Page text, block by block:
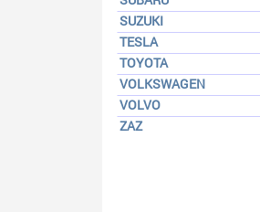
SUZUKI
TESLA
TOYOTA
VOLKSWAGEN
VOLVO
ZAZ